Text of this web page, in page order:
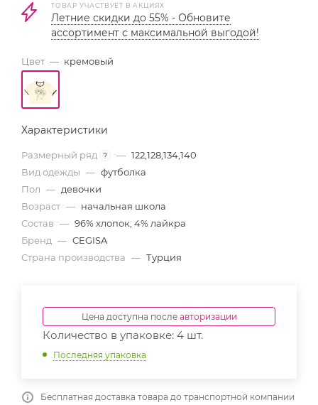
ТОВАР УЧАСТВУЕТ В АКЦИЯХ
Летние скидки до 55% - Обновите
ассортимент с максимальной выгодой!
Цвет — кремовый
Характеристики
Размерный ряд ? — 122,128,134,140
Вид одежды — футболка
Пол — девочки
Возраст — начальная школа
Состав — 96% хлопок, 4% лайкра
Бренд — CEGISA
Страна производства — Турция
Цена доступна после авторизации
Количество в упаковке: 4 шт.
Последняя упаковка
Бесплатная доставка товара до транспортной компании